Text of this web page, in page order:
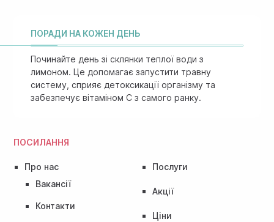
ПОСИЛАННЯ
Про нас
Вакансії
Контакти
Послуги
Акції
Ціни
ПОРАДИ НА КОЖЕН ДЕНЬ
Починайте день зі склянки теплої води з
лимоном. Це допомагає запустити травну
систему, сприяє детоксикації організму та
забезпечує вітаміном C з самого ранку.